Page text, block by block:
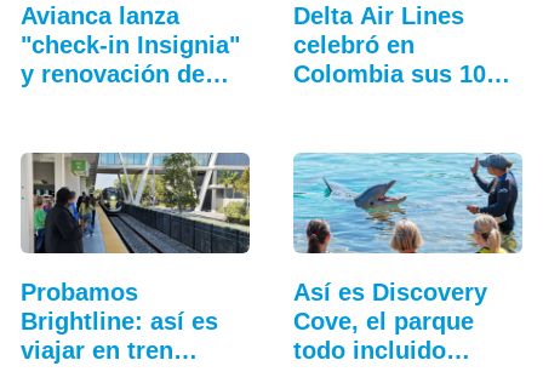
Avianca lanza
"check-in Insignia"
y renovación de
Delta Air Lines
celebró en
Colombia sus 100
Probamos
Brightline: así es
viajar en tren
Así es Discovery
Cove, el parque
todo incluido